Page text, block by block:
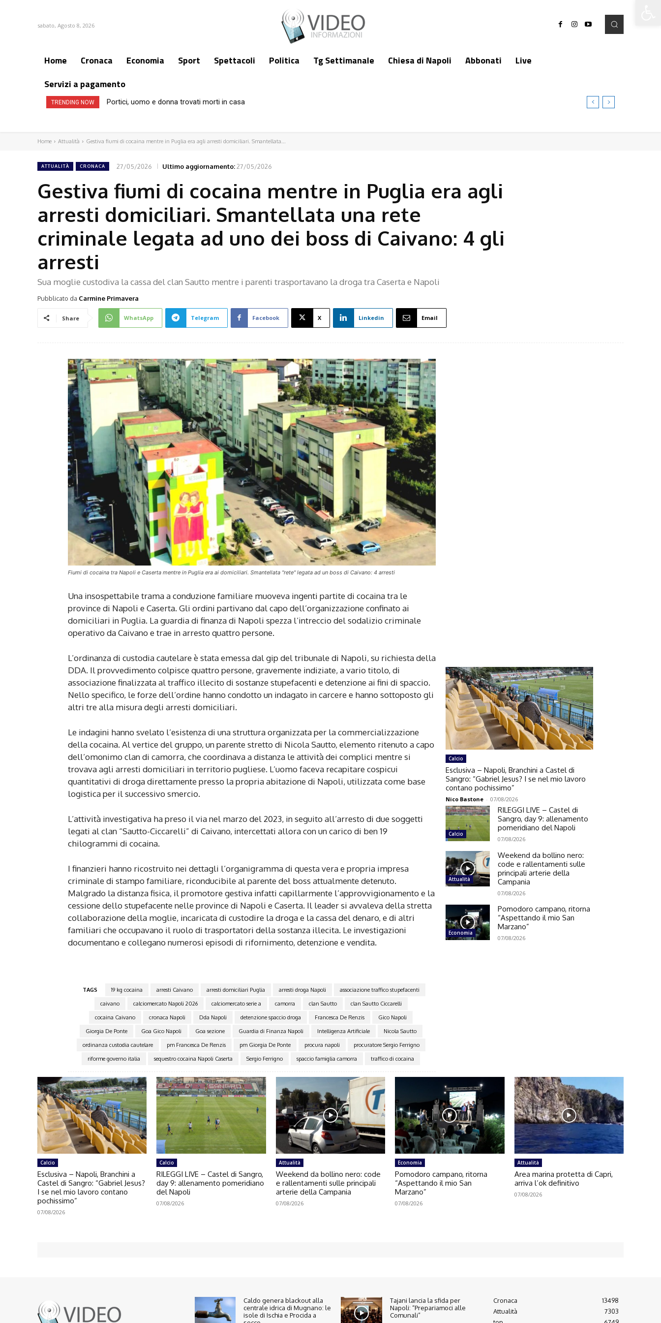
sabato, Agosto 8, 2026
Home Cronaca Economia Sport Spettacoli Politica Tg Settimanale Chiesa di Napoli Abbonati
Live
Servizi a pagamento
TRENDING NOW Portici, uomo e donna trovati morti in casa
Home Attualità Gestiva fiumi di cocaina mentre in Puglia era agli arresti domiciliari. Smantellata...
ATTUALITÀ CRONACA 27/05/2026 Ultimo aggiornamento:27/05/2026
Gestiva fiumi di cocaina mentre in Puglia era agli
arresti domiciliari. Smantellata una rete
criminale legata ad uno dei boss di Caivano: 4 gli
arresti
Sua moglie custodiva la cassa del clan Sautto mentre i parenti trasportavano la droga tra Caserta e Napoli
Pubblicato da Carmine Primavera
Share WhatsApp Telegram Facebook X Linkedin Email
Fiumi di cocaina tra Napoli e Caserta mentre in Puglia era ai domiciliari. Smantellata "rete" legata ad un boss di Caivano: 4 arresti
Una insospettabile trama a conduzione familiare muoveva ingenti partite di cocaina tra le
province di Napoli e Caserta. Gli ordini partivano dal capo dell’organizzazione confinato ai
domiciliari in Puglia. La guardia di finanza di Napoli spezza l’intreccio del sodalizio criminale
operativo da Caivano e trae in arresto quattro persone.
L’ordinanza di custodia cautelare è stata emessa dal gip del tribunale di Napoli, su richiesta della
DDA. Il provvedimento colpisce quattro persone, gravemente indiziate, a vario titolo, di
associazione finalizzata al traffico illecito di sostanze stupefacenti e detenzione ai fini di spaccio.
Nello specifico, le forze dell’ordine hanno condotto un indagato in carcere e hanno sottoposto gli
altri tre alla misura degli arresti domiciliari.
Le indagini hanno svelato l’esistenza di una struttura organizzata per la commercializzazione
della cocaina. Al vertice del gruppo, un parente stretto di Nicola Sautto, elemento ritenuto a capo
dell’omonimo clan di camorra, che coordinava a distanza le attività dei complici mentre si
trovava agli arresti domiciliari in territorio pugliese. L’uomo faceva recapitare cospicui
quantitativi di droga direttamente presso la propria abitazione di Napoli, utilizzata come base
logistica per il successivo smercio.
L’attività investigativa ha preso il via nel marzo del 2023, in seguito all’arresto di due soggetti
legati al clan “Sautto-Ciccarelli” di Caivano, intercettati allora con un carico di ben 19
chilogrammi di cocaina.
I finanzieri hanno ricostruito nei dettagli l’organigramma di questa vera e propria impresa
criminale di stampo familiare, riconducibile al parente del boss attualmente detenuto.
Malgrado la distanza fisica, il promotore gestiva infatti capillarmente l’approvvigionamento e la
cessione dello stupefacente nelle province di Napoli e Caserta. Il leader si avvaleva della stretta
collaborazione della moglie, incaricata di custodire la droga e la cassa del denaro, e di altri
familiari che occupavano il ruolo di trasportatori della sostanza illecita. Le investigazioni
documentano e collegano numerosi episodi di rifornimento, detenzione e vendita.
TAGS 19 kg cocaina arresti Caivano arresti domiciliari Puglia arresti droga Napoli
associazione traffico stupefacenti
caivano
calciomercato Napoli 2026 calciomercato serie a camorra clan Sautto
clan Sautto Ciccarelli
cocaina Caivano
cronaca Napoli Dda Napoli detenzione spaccio droga Francesca De Renzis
Gico Napoli
Giorgia De Ponte
Goa Gico Napoli Goa sezione Guardia di Finanza Napoli Intelligenza Artificiale
Nicola Sautto
ordinanza custodia cautelare
pm Francesca De Renzis pm Giorgia De Ponte procura napoli
procuratore Sergio Ferrigno
riforme governo italia
sequestro cocaina Napoli Caserta Sergio Ferrigno spaccio famiglia camorra traffico di cocaina
Calcio
Esclusiva – Napoli, Branchini a Castel di
Sangro: “Gabriel Jesus? I se nel mio lavoro
contano pochissimo”
Nico Bastone - 07/08/2026
Calcio
RILEGGI LIVE – Castel di
Sangro, day 9: allenamento
pomeridiano del Napoli
07/08/2026
Attualità
Weekend da bollino nero:
code e rallentamenti sulle
principali arterie della
Campania
07/08/2026
Economia
Pomodoro campano, ritorna
“Aspettando il mio San
Marzano”
07/08/2026
Calcio
Esclusiva – Napoli, Branchini a
Castel di Sangro: “Gabriel Jesus?
I se nel mio lavoro contano
pochissimo”
07/08/2026
Calcio
RILEGGI LIVE – Castel di Sangro,
day 9: allenamento pomeridiano
del Napoli
07/08/2026
Attualità
Weekend da bollino nero: code
e rallentamenti sulle principali
arterie della Campania
07/08/2026
Economia
Pomodoro campano, ritorna
“Aspettando il mio San
Marzano”
07/08/2026
Attualità
Area marina protetta di Capri,
arriva l’ok definitivo
07/08/2026
Caldo genera blackout alla
centrale idrica di Mugnano: le
isole di Ischia e Procida a
Tajani lancia la sfida per
Napoli: “Prepariamoci alle
Comunali”
Cronaca
13498
Attualità
7303